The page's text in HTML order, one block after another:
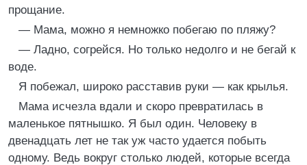
прощание.
— Мама, можно я немножко побегаю по пляжу?
— Ладно, согрейся. Но только недолго и не бегай к
воде.
Я побежал, широко расставив руки — как крылья.
Мама исчезла вдали и скоро превратилась в
маленькое пятнышко. Я был один. Человеку в
двенадцать лет не так уж часто удается побыть
одному. Ведь вокруг столько людей, которые всегда